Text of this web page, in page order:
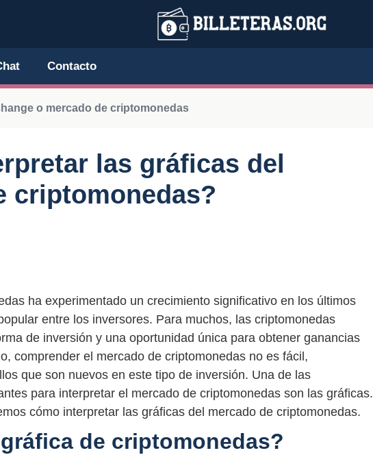
Contacto
o mercado de criptomonedas
las gráficas del
criptomonedas?
ha experimentado un crecimiento significativo en los últimos
entre los inversores. Para muchos, las criptomonedas
de inversión y una oportunidad única para obtener ganancias
comprender el mercado de criptomonedas no es fácil,
que son nuevos en este tipo de inversión. Una de las
para interpretar el mercado de criptomonedas son las gráficas.
cómo interpretar las gráficas del mercado de criptomonedas.
de criptomonedas?